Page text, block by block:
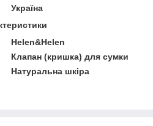
Україна
Helen&Helen
Клапан (кришка) для сумки
Натуральна шкіра